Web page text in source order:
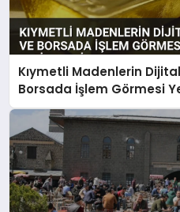
Kıymetli Madenlerin
Borsada İşlem Görmesi
Belirlendi